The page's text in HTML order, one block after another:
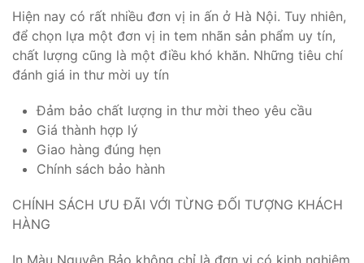
Hiện nay có rất nhiều đơn vị in ấn ở Hà Nội. Tuy nhiên,
để chọn lựa một đơn vị in tem nhãn sản phẩm uy tín,
chất lượng cũng là một điều khó khăn. Những tiêu chí
đánh giá in thư mời uy tín
Đảm bảo chất lượng in thư mời theo yêu cầu
Giá thành hợp lý
Giao hàng đúng hẹn
Chính sách bảo hành
CHÍNH SÁCH ƯU ĐÃI VỚI TỪNG ĐỐI TƯỢNG KHÁCH
HÀNG